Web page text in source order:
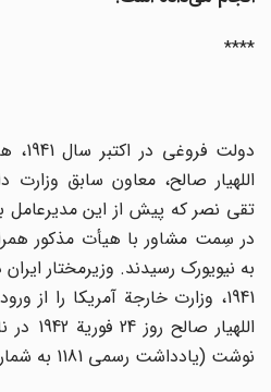
****
دولت
اللهیار صالح، معاون سابق وزارت
تقی نصر که پیش از این مدیرعامل
1941، وزارت خارجة آمریکا را از
اللهیار
نوشت (یادداشت رسمی 1181 به شمارة 303/48. 891):